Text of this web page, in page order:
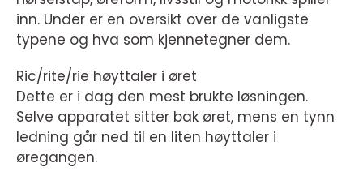
inn. Under er en oversikt over de vanligste
typene og hva som kjennetegner dem.
Ric/rite/rie høyttaler i øret
Dette er i dag den mest brukte løsningen.
Selve apparatet sitter bak øret, mens en tynn
ledning går ned til en liten høyttaler i
øregangen.